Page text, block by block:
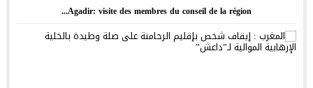
Agadir: visite des membres du conseil de la région...